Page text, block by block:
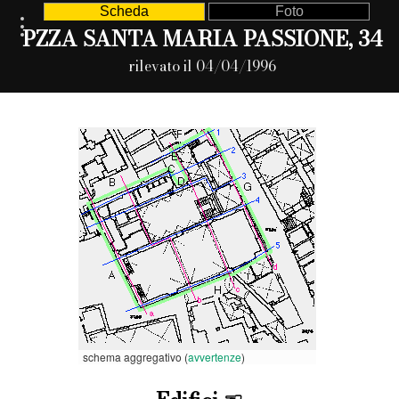
Scheda Foto
PZZA SANTA MARIA PASSIONE, 34
rilevato il 04/04/1996
schema aggregativo (avvertenze)